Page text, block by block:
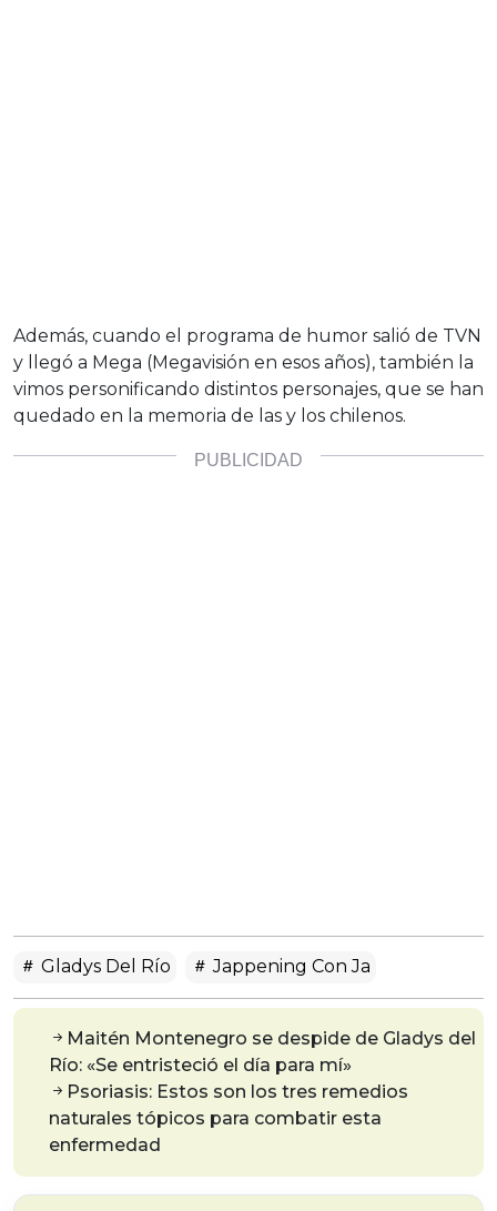
Además, cuando el programa de humor salió de TVN
y llegó a Mega (Megavisión en esos años), también la
vimos personificando distintos personajes, que se han
quedado en la memoria de las y los chilenos.
Gladys Del Río Jappening Con Ja
Maitén Montenegro se despide de Gladys del
Río: «Se entristeció el día para mí»
Psoriasis: Estos son los tres remedios
naturales tópicos para combatir esta
enfermedad